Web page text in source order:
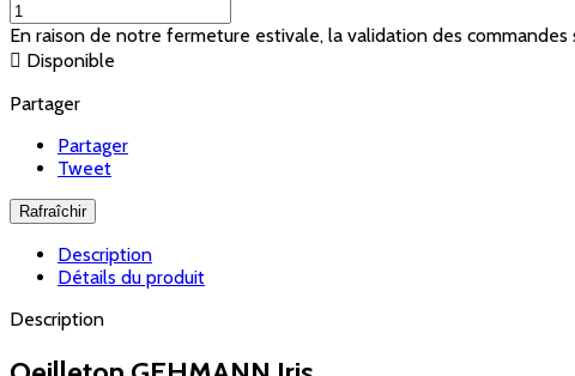
En raison de notre fermeture estivale, la validation des
 Disponible
Partager
Partager
Tweet
Description
Détails du produit
Description